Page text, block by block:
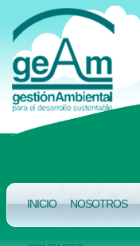
INICIO NOSOTROS